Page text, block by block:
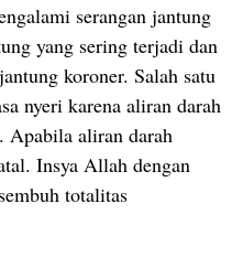
serangan jantung
yang sering terjadi dan
koroner. Salah satu
nyeri karena aliran darah
Apabila aliran darah
Insya Allah dengan
totalitas